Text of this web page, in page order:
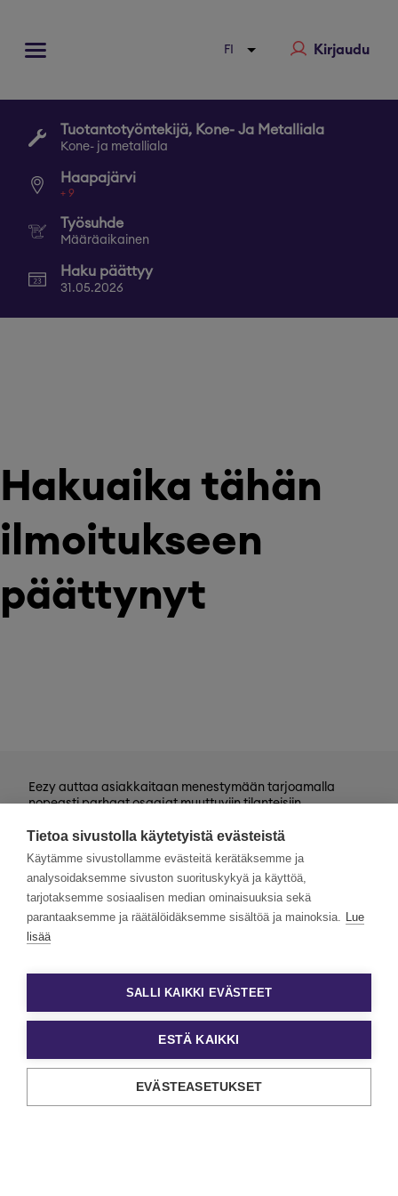
Kirjaudu
Tuotantotyöntekijä, Kone- Ja Metalliala
Kone- ja metalliala
Haapajärvi
+ 9
Työsuhde
Määräaikainen
Haku päättyy
31.05.2026
Hakuaika tähän
ilmoitukseen
päättynyt
Eezy auttaa asiakkaitaan menestymään tarjoamalla
nopeasti parhaat osaajat muuttuviin tilanteisiin
kevytyrittäjyys ja muut työelämän
asiantuntijapalvelumme tarjoavat monipuolisimmat keinot
työn ja tekijöiden kohtaamiseen.
Haluamme rakentaa monimuotoista ja yhdenvertaista
Eezyä. Toivomme hakemuksia kaikenlaisista taustoista
tulevilta päteviltä hakijoilta. Noudatamme aina tasa-
arvoista ja läpinäkyvää rekrytointiprosessia. Uskomme
Tietoa sivustolla käytetyistä evästeistä
Käytämme sivustollamme evästeitä kerätäksemme ja
analysoidaksemme sivuston suorituskykyä ja käyttöä,
tarjotaksemme sosiaalisen median ominaisuuksia sekä
parantaaksemme ja räätälöidäksemme sisältöä ja mainoksia. Lue
lisää
SALLI KAIKKI EVÄSTEET
ESTÄ KAIKKI
EVÄSTEASETUKSET